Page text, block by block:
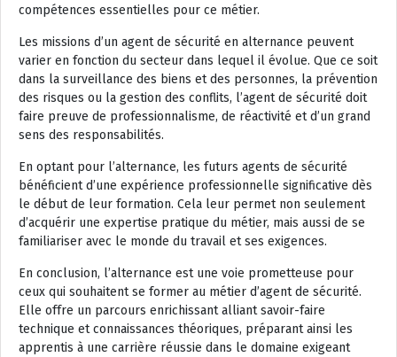
compétences essentielles pour ce métier.
Les missions d’un agent de sécurité en alternance peuvent
varier en fonction du secteur dans lequel il évolue. Que ce soit
dans la surveillance des biens et des personnes, la prévention
des risques ou la gestion des conflits, l’agent de sécurité doit
faire preuve de professionnalisme, de réactivité et d’un grand
sens des responsabilités.
En optant pour l’alternance, les futurs agents de sécurité
bénéficient d’une expérience professionnelle significative dès
le début de leur formation. Cela leur permet non seulement
d’acquérir une expertise pratique du métier, mais aussi de se
familiariser avec le monde du travail et ses exigences.
En conclusion, l’alternance est une voie prometteuse pour
ceux qui souhaitent se former au métier d’agent de sécurité.
Elle offre un parcours enrichissant alliant savoir-faire
technique et connaissances théoriques, préparant ainsi les
apprentis à une carrière réussie dans le domaine exigeant